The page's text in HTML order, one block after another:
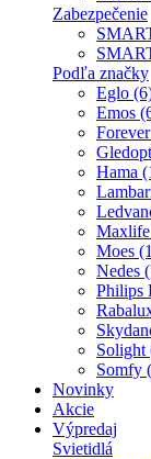
Zabezpečenie
Podľa značky
Eglo
Emos
Hama
Moes
Nedes
Philips
Solight
Somfy
Novinky
Akcie
Výpredaj
Svietidlá